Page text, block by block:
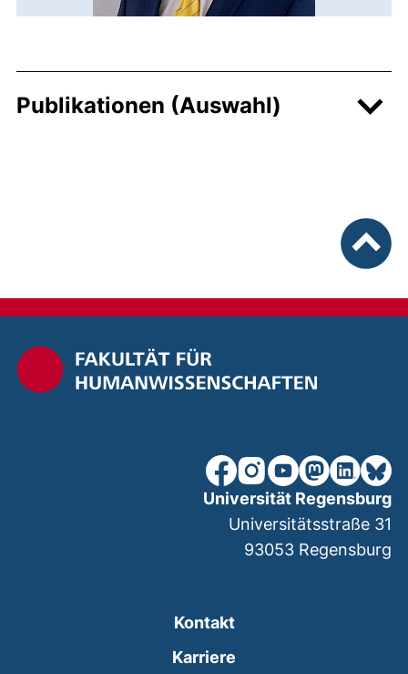
Publikationen (Auswahl)
unsere Facebook-Seite
unsere Instagram-
unsere YouTube-
unsereunsere
Kontakt
Karriere
Universität Regensburg
Universitätsstraße 31
93053 Regensburg